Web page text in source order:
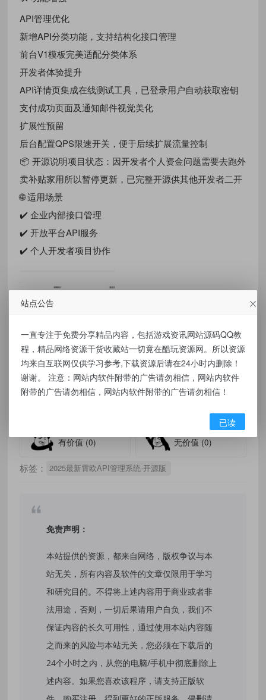
API管理优化
新增API分类功能，支持结构化接口管理
前台V1模板完美适配分类体系
开发者体验提升
API详情页集成在线测试工具，已登录用户自动获取密钥
支付成功页面及通知邮件视觉美化
扩展性预留
后台配置QPS限速开关，便于后续扩展流量控制
📦 开源说明项目状态：因开发者个人资金问题需要去跑外
卖补贴家用所以暂停更新，已完整开源供其他开发者二开
🌐 适用场景
✔️ 企业内部接口管理
✔️ 开放平台API服务
✔️ 个人开发者项目协作
资源下载
点击下载 备用下载
有价值 (0) 无价值 (0)
标签： 2025最新霄欧API管理系统-开源版
免责声明：
本站提供的资源，都来自网络，版权争议与本
站无关，所有内容及软件的文章仅限用于学习
和研究目的。不得将上述内容用于商业或者非
法用途，否则，一切后果请用户自负，我们不
保证内容的长久可用性，通过使用本站内容随
之而来的风险与本站无关，您必须在下载后的
24个小时之内，从您的电脑/手机中彻底删除上
述内容。如果您喜欢该程序，请支持正版软
站点公告
一直专注于免费分享精品内容，包括游戏资讯网站源码QQ教
程，精品网络资源干货收藏站一切竟在酷玩资源网。所以资源
均来自互联网仅供学习参考,下载资源后请在24小时内删除！
谢谢。 注意：网站内软件附带的广告请勿相信，网站内软件
附带的广告请勿相信，网站内软件附带的广告请勿相信！
已读